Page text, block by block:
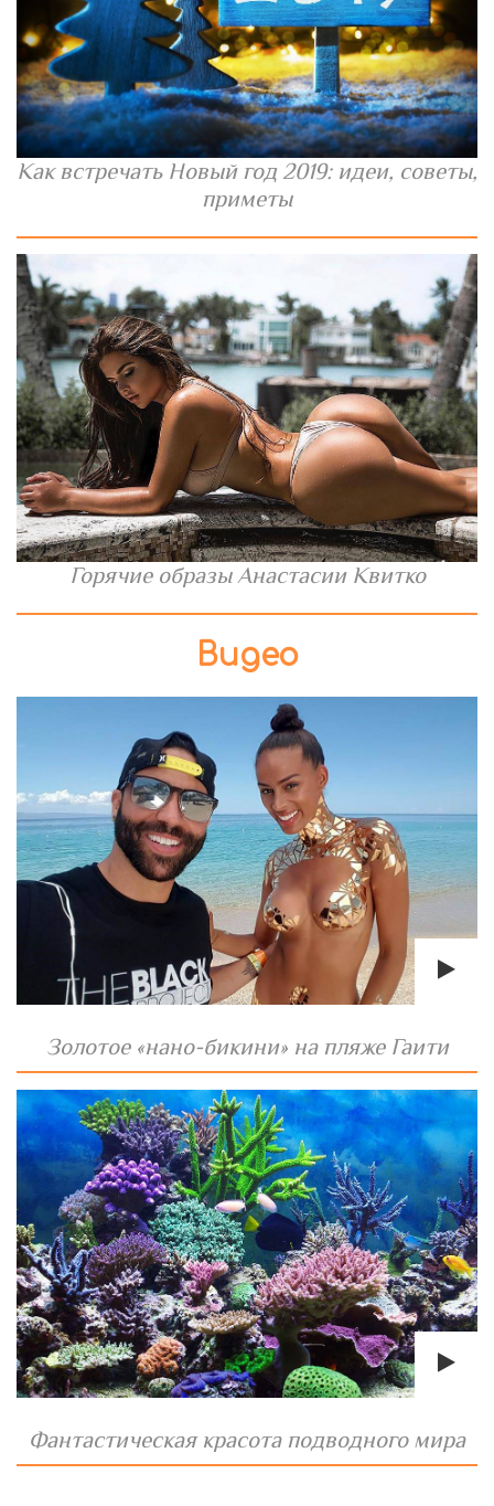
Как встречать Новый год 2019: идеи, советы,
приметы
Горячие образы Анастасии Квитко
Видео
Золотое «нано-бикини» на пляже Гаити
Фантастическая красота подводного мира